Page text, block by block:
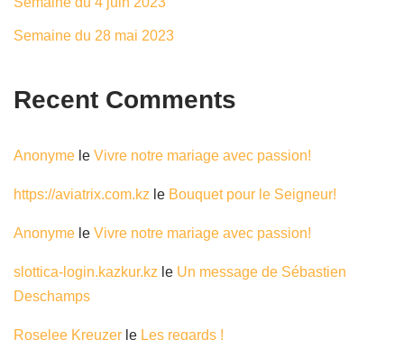
Semaine du 28 mai 2023
Recent Comments
Anonyme le Vivre notre mariage avec passion!
https://aviatrix.com.kz le Bouquet pour le Seigneur!
Anonyme le Vivre notre mariage avec passion!
slottica-login.kazkur.kz le Un message de Sébastien
Deschamps
Roselee Kreuzer le Les regards !